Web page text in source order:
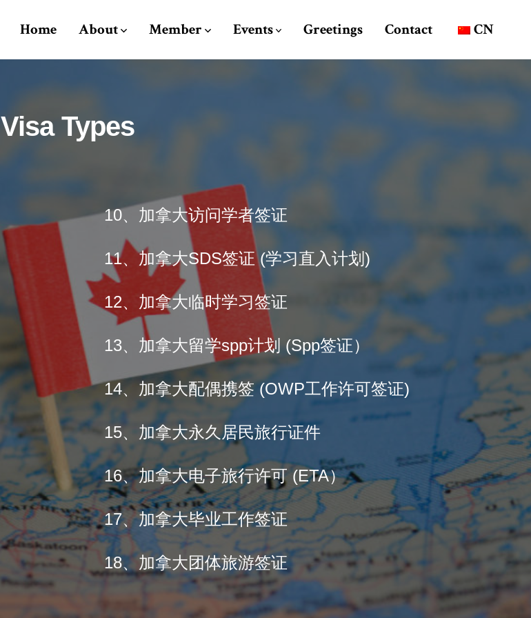
Home About Member Events Greetings Contact CN
Visa Types
10、加拿大访问学者签证
11、加拿大SDS签证 (学习直入计划)
12、加拿大临时学习签证
13、加拿大留学spp计划 (Spp签证）
14、加拿大配偶携签 (OWP工作许可签证)
15、加拿大永久居民旅行证件
16、加拿大电子旅行许可 (ETA）
17、加拿大毕业工作签证
18、加拿大团体旅游签证